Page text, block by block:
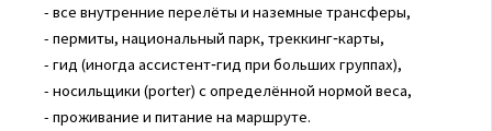
- все внутренние перелёты и наземные трансферы,
- пермиты, национальный парк, треккинг‑карты,
- гид (иногда ассистент‑гид при больших группах),
- носильщики (porter) с определённой нормой веса,
- проживание и питание на маршруте.